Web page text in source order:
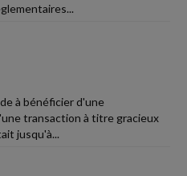
à bénéficier d'une
transaction à titre gracieux
jusqu'à...